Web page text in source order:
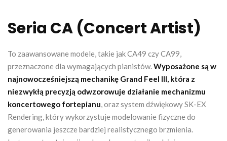
Seria CA (Concert Artist)
To zaawansowane modele, takie jak CA49 czy CA99,
przeznaczone dla wymagających pianistów. Wyposażone są w
najnowocześniejszą mechanikę Grand Feel III, która z
niezwykłą precyzją odwzorowuje działanie mechanizmu
koncertowego fortepianu , oraz system dźwiękowy SK-EX
Rendering, który wykorzystuje modelowanie fizyczne do
generowania jeszcze bardziej realistycznego brzmienia.